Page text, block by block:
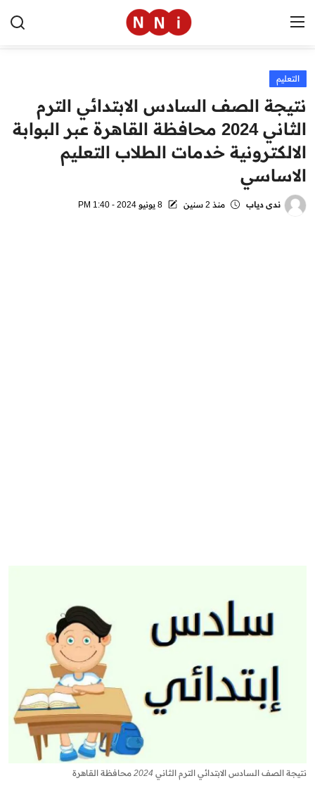
الرئيسية
اخبار مصر
العالم
الرياضة
مال وأعمال
التعليم
نتيجة الصف السادس الابتدائي الترم
الثاني 2024 محافظة القاهرة عبر البوابة
الالكترونية خدمات الطلاب التعليم
الاساسي
ندى دياب منذ 2 سنين 8 يونيو 2024 - 1:40 PM
نتيجة الصف السادس الابتدائي الترم الثاني 2024 محافظة القاهرة